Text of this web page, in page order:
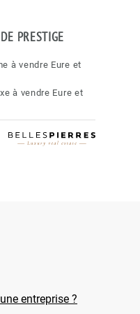
PRESTIGE
à vendre Eure et
à vendre Eure et
entreprise ?